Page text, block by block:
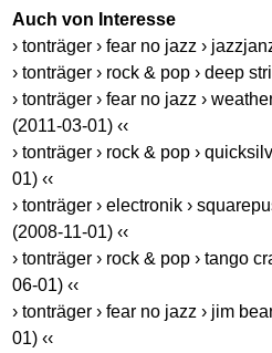
Auch von Interesse
› tonträger › fear no jazz ›
› tonträger › rock & pop › deep
› tonträger › fear no jazz ›
(2011-03-01) ‹‹
› tonträger › rock & pop ›
01) ‹‹
› tonträger › electronik ›
(2008-11-01) ‹‹
› tonträger › rock & pop › tango
06-01) ‹‹
› tonträger › fear no jazz › jim
01) ‹‹